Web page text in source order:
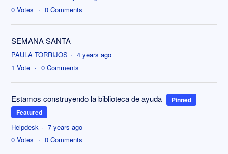
0 Votes 0 Comments
SEMANA SANTA
PAULA TORRIJOS
4 years ago
1 Vote 0 Comments
Estamos construyendo la biblioteca de ayuda
Pinned
Featured
Helpdesk
7 years ago
0 Votes 0 Comments